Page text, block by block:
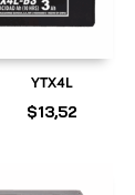
YTX4L
$13,52